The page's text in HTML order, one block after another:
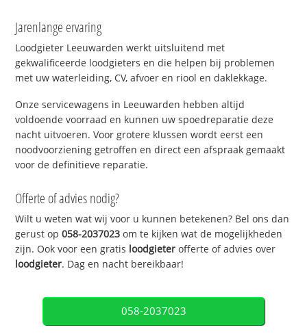
Jarenlange ervaring
Loodgieter Leeuwarden werkt uitsluitend met
gekwalificeerde loodgieters en die helpen bij problemen
met uw waterleiding, CV, afvoer en riool en daklekkage.
Onze servicewagens in Leeuwarden hebben altijd
voldoende voorraad en kunnen uw spoedreparatie deze
nacht uitvoeren. Voor grotere klussen wordt eerst een
noodvoorziening getroffen en direct een afspraak gemaakt
voor de definitieve reparatie.
Offerte of advies nodig?
Wilt u weten wat wij voor u kunnen betekenen? Bel ons dan
gerust op058-2037023 om te kijken wat de mogelijkheden
zijn. Ook voor een gratis loodgieter offerte of advies over
loodgieter. Dag en nacht bereikbaar!
058-2037023